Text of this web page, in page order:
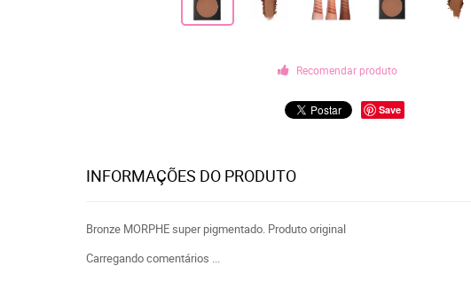
Recomendar produto
Save
INFORMAÇÕES DO PRODUTO
Bronze MORPHE super pigmentado. Produto original
Carregando comentários ...